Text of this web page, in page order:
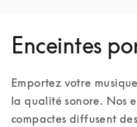
Enceintes
Emportez votre
la qualité sonore. Nos
compactes diffusent